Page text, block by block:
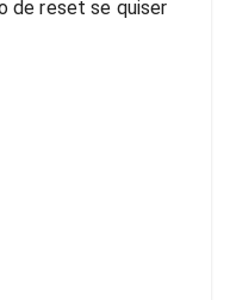
de reset se quiser